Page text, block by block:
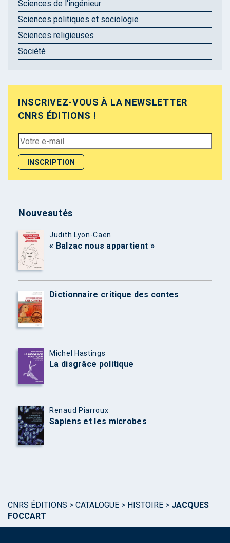
Sciences de l'ingénieur
Sciences politiques et sociologie
Sciences religieuses
Société
INSCRIVEZ-VOUS À LA NEWSLETTER
CNRS ÉDITIONS !
Nouveautés
Judith Lyon-Caen
« Balzac nous appartient »
Dictionnaire critique des contes
Michel Hastings
La disgrâce politique
Renaud Piarroux
Sapiens et les microbes
CNRS ÉDITIONS > CATALOGUE > HISTOIRE > JACQUES
FOCCART